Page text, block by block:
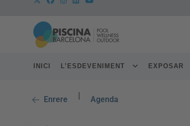
INICI L’ESDEVENIMENT EXPOSAR
Enrere Agenda